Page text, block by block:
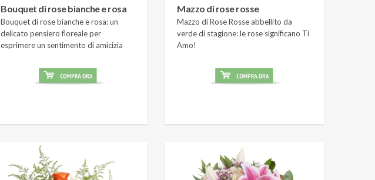
Bouquet di rose bianche e rosa
Bouquet di rose bianche e rosa: un
delicato pensiero floreale per
esprimere un sentimento di amicizia
Mazzo di rose rosse
Mazzo di Rose Rosse abbellito da
verde di stagione: le rose significano Ti
Amo!